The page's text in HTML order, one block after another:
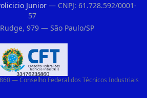
Junior— CNPJ: 61.728.592/0001-
57
979 — São Paulo/SP
— Conselho Federal dos Técnicos Industriais